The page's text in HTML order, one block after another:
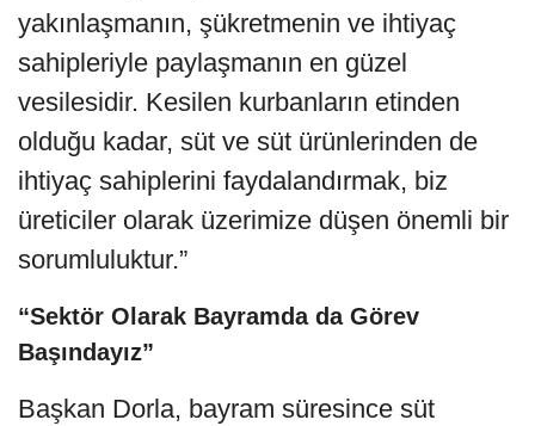
yakınlaşmanın, şükretmenin ve ihtiyaç
sahipleriyle paylaşmanın en güzel
vesilesidir. Kesilen kurbanların etinden
olduğu kadar, süt ve süt ürünlerinden de
ihtiyaç sahiplerini faydalandırmak, biz
üreticiler olarak üzerimize düşen önemli bir
sorumluluktur.”
“Sektör Olarak Bayramda da Görev
Başındayız”
Başkan Dorla, bayram süresince süt